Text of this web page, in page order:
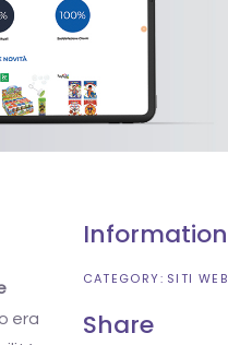
era
Information
CATEGORY: SITI WEB
Share